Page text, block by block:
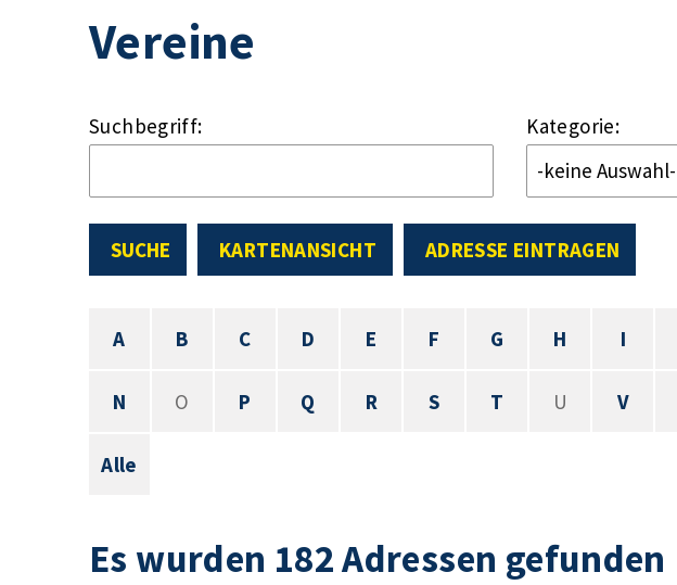
Vereine
Suchbegriff: Kategorie:
SUCHE ADRESSE EINTRAGEN
KARTENANSICHT
A B C D E F G H I
N O P Q R S T U V
Alle
Es wurden 182 Adressen gefunden